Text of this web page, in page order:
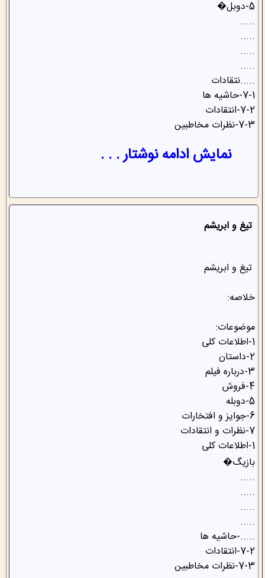
5-دوبل�
.....
.....
.....
.....
.....نتقادات
7-1-حاشیه ها
7-2-انتقادات
7-3-نظرات مخاطبین
نمایش ادامه نوشتار . . .
تیغ و ابریشم
تیغ و ابریشم
خلاصه:
موضوعات:
1-اطلاعات کلی
2-داستان
3-درباره فیلم
4-فروش
5-دوبله
6-جوایز و افتخارات
7-نظرات و انتقادات
1-اطلاعات کلی
بازیگ�
.....
.....
.....
.....
.....-حاشیه ها
7-2-انتقادات
7-3-نظرات مخاطبین